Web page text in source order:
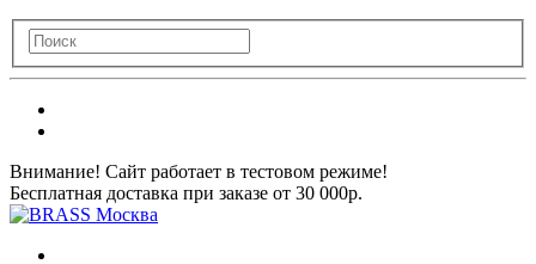
Внимание! Сайт работает в тестовом режиме!
Бесплатная доставка при заказе от 30 000р.